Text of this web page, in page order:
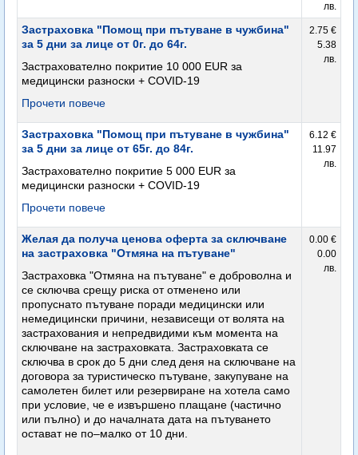
лв.
Застраховка "Помощ при пътуване в чужбина"
за 5 дни за лице от 0г. до 64г.
Застрахователно покритие 10 000 EUR за
медицински разноски + COVID-19
Прочети повече
2.75 €
5.38
лв.
Застраховка "Помощ при пътуване в чужбина"
за 5 дни за лице от 65г. до 84г.
Застрахователно покритие 5 000 EUR за
медицински разноски + COVID-19
Прочети повече
6.12 €
11.97
лв.
Желая да получа ценова оферта за сключване
на застраховка "Отмяна на пътуване"
Застраховка "Отмяна на пътуване" е доброволна и
се сключва срещу риска от отменено или
пропуснато пътуване поради медицински или
немедицински причини, независещи от волята на
застрахования и непредвидими към момента на
сключване на застраховката. Застраховката се
сключва в срок до 5 дни след деня на сключване на
договора за туристическо пътуване, закупуване на
самолетен билет или резервиране на хотела само
при условие, че е извършено плащане (частично
или пълно) и до началната дата на пътуването
остават не по–малко от 10 дни.
0.00 €
0.00
лв.